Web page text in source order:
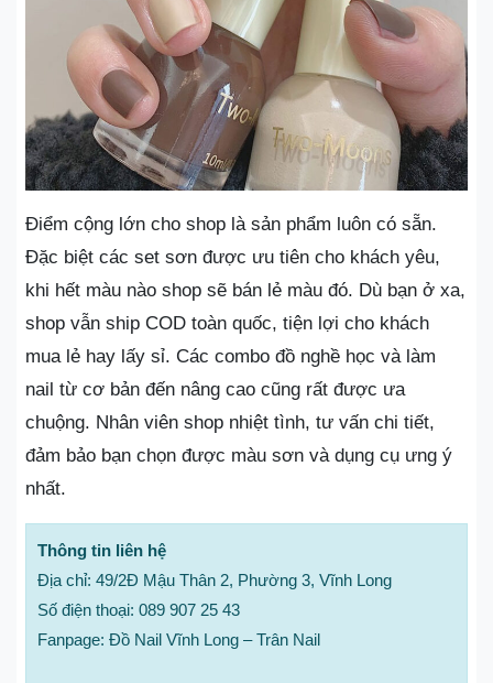
Điểm cộng lớn cho shop là sản phẩm luôn có sẵn.
Đặc biệt các set sơn được ưu tiên cho khách yêu,
khi hết màu nào shop sẽ bán lẻ màu đó. Dù bạn ở xa,
shop vẫn ship COD toàn quốc, tiện lợi cho khách
mua lẻ hay lấy sỉ. Các combo đồ nghề học và làm
nail từ cơ bản đến nâng cao cũng rất được ưa
chuộng. Nhân viên shop nhiệt tình, tư vấn chi tiết,
đảm bảo bạn chọn được màu sơn và dụng cụ ưng ý
nhất.
Thông tin liên hệ
Địa chỉ: 49/2Đ Mậu Thân 2, Phường 3, Vĩnh Long
Số điện thoại: 089 907 25 43
Fanpage: Đồ Nail Vĩnh Long – Trân Nail